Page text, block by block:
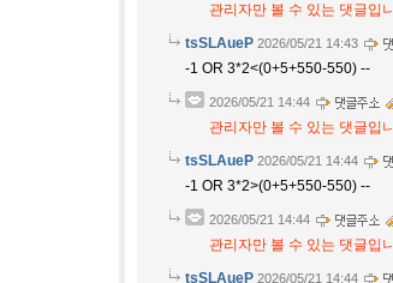
관리자만 볼 수 있는 댓글입
tsSLAueP 2026/05/21 14:43
-1 OR 3*2<(0+5+550-550) --
2026/05/21 14:44
관리자만 볼 수 있는 댓글입
tsSLAueP 2026/05/21 14:44
-1 OR 3*2>(0+5+550-550) --
2026/05/21 14:44
관리자만 볼 수 있는 댓글입
tsSLAueP 2026/05/21 14:44